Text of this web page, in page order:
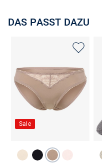
DAS PASST DAZU
Sale